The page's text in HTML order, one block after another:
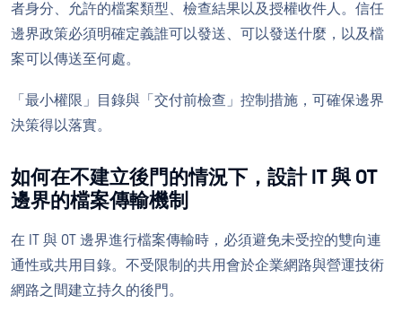
者身分、允許的檔案類型、檢查結果以及授權收件人。信任
邊界政策必須明確定義誰可以發送、可以發送什麼，以及檔
案可以傳送至何處。
「最小權限」目錄與「交付前檢查」控制措施，可確保邊界
決策得以落實。
如何在不建立後門的情況下，設計 IT 與 OT
邊界的檔案傳輸機制
在 IT 與 OT 邊界進行檔案傳輸時，必須避免未受控的雙向連
通性或共用目錄。不受限制的共用會於企業網路與營運技術
網路之間建立持久的後門。